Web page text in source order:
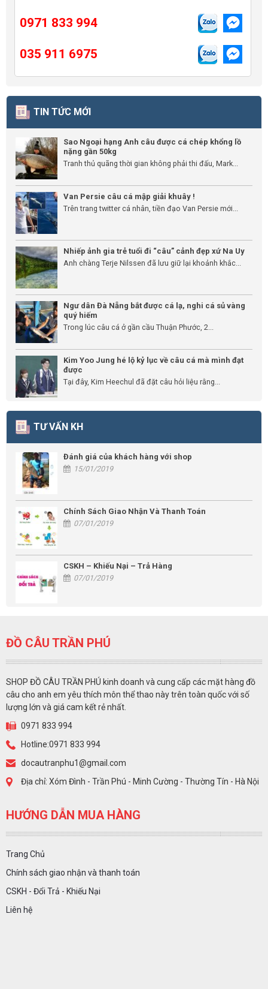
0971 833 994
035 911 6975
TIN TỨC MỚI
Sao Ngoại hạng Anh câu được cá chép khổng lồ
nặng gần 50kg
Tranh thủ quãng thời gian không phải thi đấu, Mark...
Van Persie câu cá mập giải khuây !
Trên trang twitter cá nhân, tiền đạo Van Persie mới...
Nhiếp ảnh gia trẻ tuổi đi “câu” cảnh đẹp xứ Na Uy
Anh chàng Terje Nilssen đã lưu giữ lại khoảnh khắc...
Ngư dân Đà Nẵng bắt được cá lạ, nghi cá sủ vàng
quý hiếm
Trong lúc câu cá ở gần cầu Thuận Phước, 2...
Kim Yoo Jung hé lộ kỷ lục về câu cá mà mình đạt
được
Tại đây, Kim Heechul đã đặt câu hỏi liệu rằng...
TƯ VẤN KH
Đánh giá của khách hàng với shop
15/01/2019
Chính Sách Giao Nhận Và Thanh Toán
07/01/2019
CSKH – Khiếu Nại – Trả Hàng
07/01/2019
ĐỒ CÂU TRẦN PHÚ
SHOP ĐỒ CÂU TRẦN PHÚ kinh doanh và cung cấp các mặt hàng đồ
câu cho anh em yêu thích môn thể thao này trên toàn quốc với số
lượng lớn và giá cam kết rẻ nhất.
0971 833 994
Hotline:0971 833 994
docautranphu1@gmail.com
Địa chỉ: Xóm Đình - Trần Phú - Minh Cường - Thường Tín - Hà Nội
HƯỚNG DẪN MUA HÀNG
Trang Chủ
Chính sách giao nhận và thanh toán
CSKH - Đổi Trả - Khiếu Nại
Liên hệ